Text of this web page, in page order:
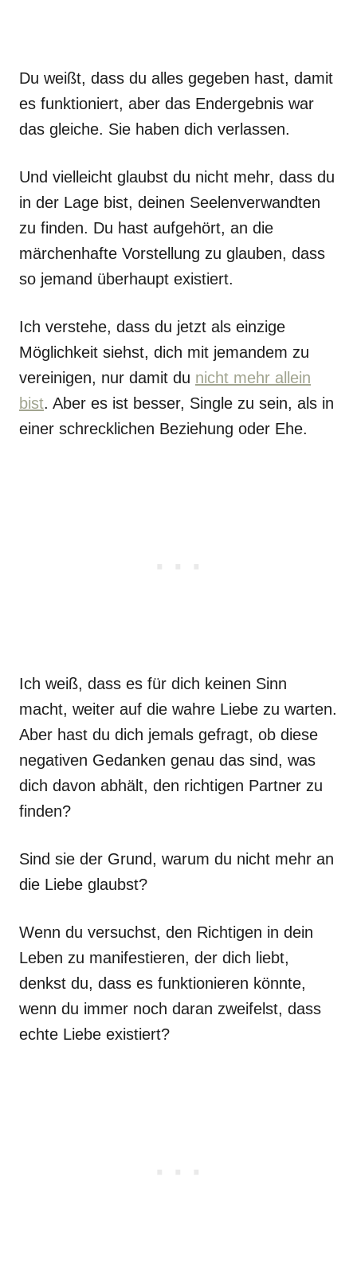
Du weißt, dass du alles gegeben hast, damit
es funktioniert, aber das Endergebnis war
das gleiche. Sie haben dich verlassen.
Und vielleicht glaubst du nicht mehr, dass du
in der Lage bist, deinen Seelenverwandten
zu finden. Du hast aufgehört, an die
märchenhafte Vorstellung zu glauben, dass
so jemand überhaupt existiert.
Ich verstehe, dass du jetzt als einzige
Möglichkeit siehst, dich mit jemandem zu
vereinigen, nur damit du nicht mehr allein
bist. Aber es ist besser, Single zu sein, als in
einer schrecklichen Beziehung oder Ehe.
Ich weiß, dass es für dich keinen Sinn
macht, weiter auf die wahre Liebe zu warten.
Aber hast du dich jemals gefragt, ob diese
negativen Gedanken genau das sind, was
dich davon abhält, den richtigen Partner zu
finden?
Sind sie der Grund, warum du nicht mehr an
die Liebe glaubst?
Wenn du versuchst, den Richtigen in dein
Leben zu manifestieren, der dich liebt,
denkst du, dass es funktionieren könnte,
wenn du immer noch daran zweifelst, dass
echte Liebe existiert?